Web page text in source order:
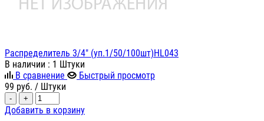
Распределитель 3/4" (уп.1/50/100шт)HL043
В наличии : 1 Штуки
В сравнение
Быстрый просмотр
99 руб. / Штуки
- +
Добавить в корзину